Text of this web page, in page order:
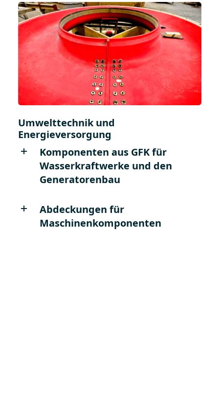
Umwelttechnik und
Energieversorgung
Komponenten aus GFK für
Wasserkraftwerke und den
Generatorenbau
Abdeckungen für
Maschinenkomponenten